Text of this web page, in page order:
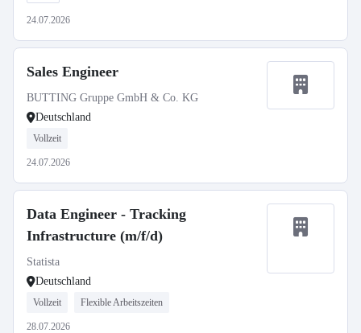
24.07.2026
Sales Engineer
BUTTING Gruppe GmbH & Co. KG
Deutschland
Vollzeit
24.07.2026
Data Engineer - Tracking
Infrastructure (m/f/d)
Statista
Deutschland
Vollzeit Flexible Arbeitszeiten
28.07.2026